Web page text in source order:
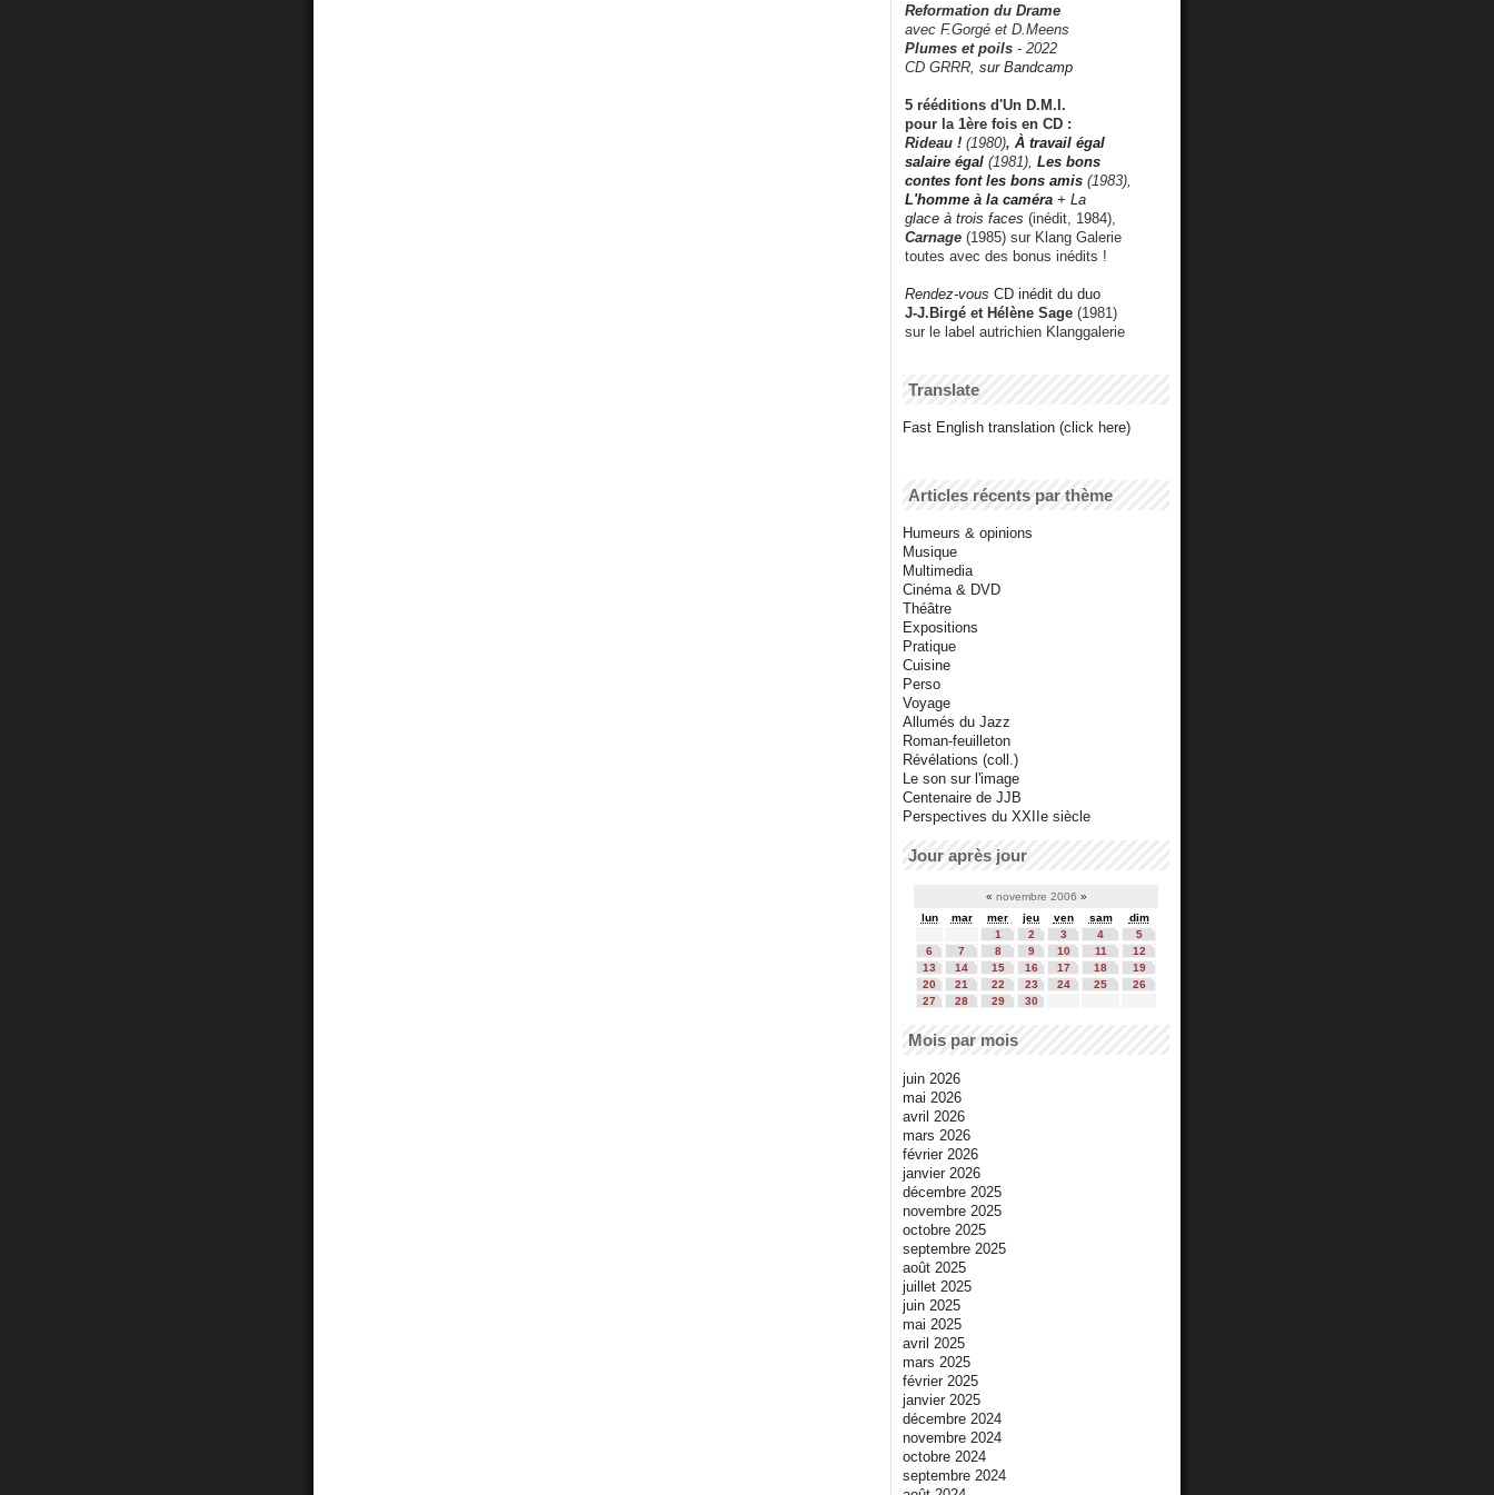
Reformation du Drame
avec F.Gorgé et D.Meens
Plumes et poils - 2022
CD GRRR, sur Bandcamp
5 rééditions d'Un D.M.I.
pour la 1ère fois en CD :
Rideau ! (1980), À travail égal
salaire égal (1981), Les bons
contes font les bons amis (1983),
L'homme à la caméra + La
glace à trois faces (inédit, 1984),
Carnage (1985) sur Klang Galerie
toutes avec des bonus inédits !
Rendez-vous CD inédit du duo
J-J.Birgé et Hélène Sage (1981)
sur le label autrichien Klanggalerie
Translate
Fast English translation (click here)
Articles récents par thème
Humeurs & opinions
Musique
Multimedia
Cinéma & DVD
Théâtre
Expositions
Pratique
Cuisine
Perso
Voyage
Allumés du Jazz
Roman-feuilleton
Révélations (coll.)
Le son sur l'image
Centenaire de JJB
Perspectives du XXIIe siècle
Jour après jour
« novembre 2006 »
lun
mar mer jeu ven sam
dim
1
2 3 4
5
6
7 8 9 10 11
12
13
14 15 16 17 18
19
20
21 22 23 24 25
26
27
28 29 30
Mois par mois
juin 2026
mai 2026
avril 2026
mars 2026
février 2026
janvier 2026
décembre 2025
novembre 2025
octobre 2025
septembre 2025
août 2025
juillet 2025
juin 2025
mai 2025
avril 2025
mars 2025
février 2025
janvier 2025
décembre 2024
novembre 2024
octobre 2024
septembre 2024